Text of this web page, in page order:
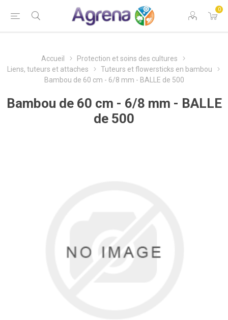
0
Accueil
Protection et soins des cultures
Liens, tuteurs et attaches
Tuteurs et flowersticks en bambou
Bambou de 60 cm - 6/8 mm - BALLE de 500
Bambou de 60 cm - 6/8 mm - BALLE
de 500